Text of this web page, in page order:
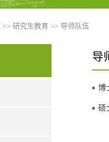
>> 研究生教育 >> 导师队伍
导
博
硕